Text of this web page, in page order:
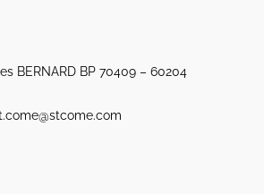
BERNARD BP 70409 – 60204